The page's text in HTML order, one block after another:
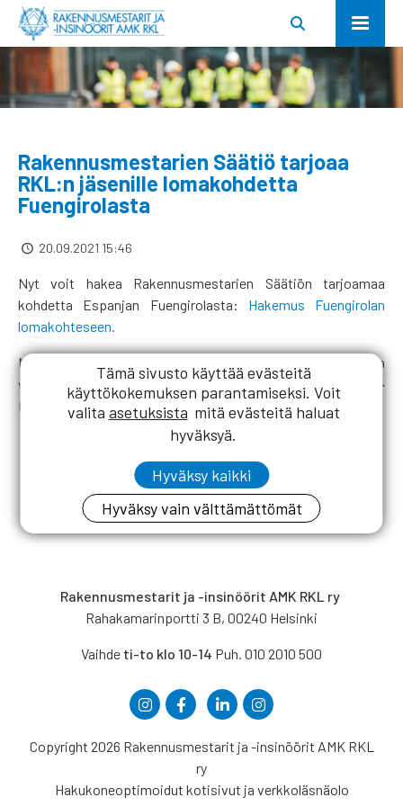
Rakennusmestarien Säätiö tarjoaa
RKL:n jäsenille lomakohdetta
Fuengirolasta
20.09.2021 15:46
Nyt voit hakea Rakennusmestarien Säätiön tarjoamaa
kohdetta Espanjan Fuengirolasta: Hakemus Fuengirolan
lomakohteseen.
Myös muihin lomakohteisiin voit nyt hakea kirjautumalla
www.rkl.fi -> kirjaudu jäsenpalveluihin ->
Mökkivarausjärjestelmä. Haku on avoinna 25.10. asti.
Rakennusmestarit ja -insinöörit AMK RKL ry
Rahakamarinportti 3 B, 00240 Helsinki
Vaihde ti-to klo 10-14 Puh. 010 2010 500
Copyright 2026 Rakennusmestarit ja -insinöörit AMK RKL
ry
Hakukoneoptimoidut kotisivut ja verkkoläsnäolo
Tämä sivusto käyttää evästeitä
käyttökokemuksen parantamiseksi. Voit
valita asetuksista mitä evästeitä haluat
hyväksyä.
Hyväksy kaikki
Hyväksy vain välttämättömät